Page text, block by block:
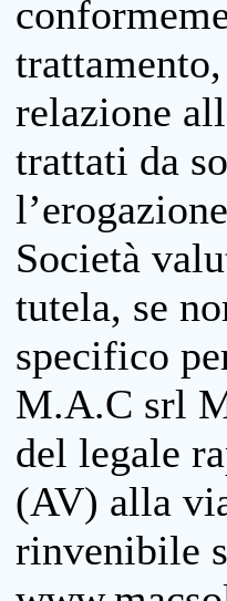
relazione
trattati da
Società
tutela, se
specifico
M.A.C srl
del legale
(AV) alla
rinvenibile